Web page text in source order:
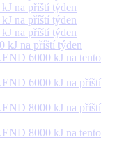
na příští týden
na příští týden
na příští týden
kJ na příští týden
6000 kJ na tento
6000 kJ na příští
8000 kJ na příští
8000 kJ na tento